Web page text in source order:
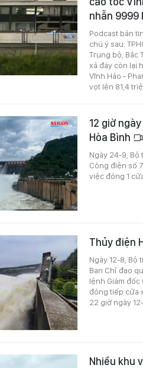
nhẫn 9999
Podcast bản
chú ý sau:
Trung bộ, Bắc
xả đáy còn lại
Vĩnh Hảo -
vọt lên 81,4
12 giờ
Hòa Bình
Ngày 24-9,
Công điện số
việc đóng 1
Thủy điện
Ngày 12-8, Bộ
Ban Chỉ đạo
lệnh Giám đốc
đóng tiếp cửa
22 giờ ngày 12-
Nhiều khu